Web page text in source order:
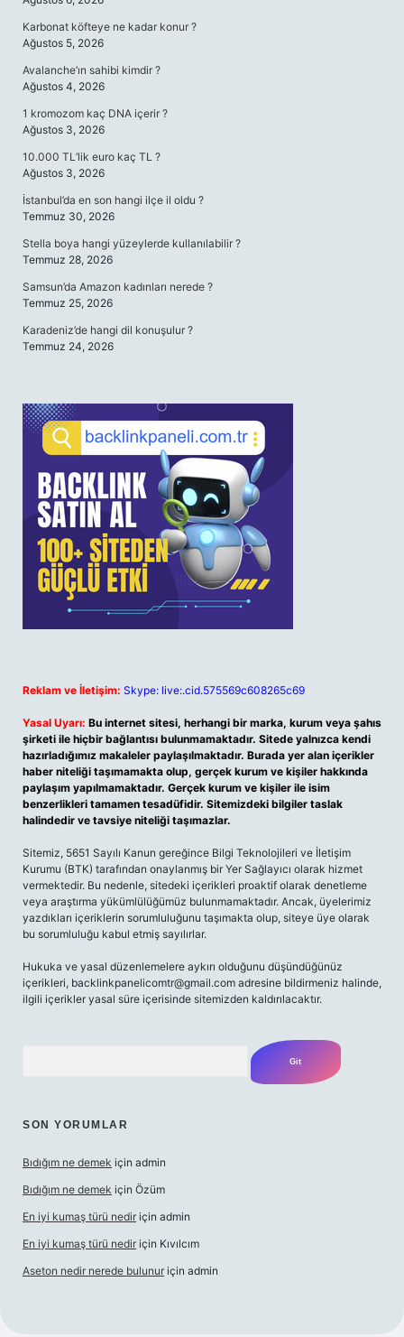
Karbonat köfteye ne kadar konur ?
Ağustos 5, 2026
Avalanche’ın sahibi kimdir ?
Ağustos 4, 2026
1 kromozom kaç DNA içerir ?
Ağustos 3, 2026
10.000 TL’lik euro kaç TL ?
Ağustos 3, 2026
İstanbul’da en son hangi ilçe il oldu ?
Temmuz 30, 2026
Stella boya hangi yüzeylerde kullanılabilir ?
Temmuz 28, 2026
Samsun’da Amazon kadınları nerede ?
Temmuz 25, 2026
Karadeniz’de hangi dil konuşulur ?
Temmuz 24, 2026
Reklam ve İletişim: Skype: live:.cid.575569c608265c69
Yasal Uyarı: Bu internet sitesi, herhangi bir marka, kurum veya şahıs
şirketi ile hiçbir bağlantısı bulunmamaktadır. Sitede yalnızca kendi
hazırladığımız makaleler paylaşılmaktadır. Burada yer alan içerikler
haber niteliği taşımamakta olup, gerçek kurum ve kişiler hakkında
paylaşım yapılmamaktadır. Gerçek kurum ve kişiler ile isim
benzerlikleri tamamen tesadüfidir. Sitemizdeki bilgiler taslak
halindedir ve tavsiye niteliği taşımazlar.
Sitemiz, 5651 Sayılı Kanun gereğince Bilgi Teknolojileri ve İletişim
Kurumu (BTK) tarafından onaylanmış bir Yer Sağlayıcı olarak hizmet
vermektedir. Bu nedenle, sitedeki içerikleri proaktif olarak denetleme
veya araştırma yükümlülüğümüz bulunmamaktadır. Ancak, üyelerimiz
yazdıkları içeriklerin sorumluluğunu taşımakta olup, siteye üye olarak
bu sorumluluğu kabul etmiş sayılırlar.
Hukuka ve yasal düzenlemelere aykırı olduğunu düşündüğünüz
içerikleri, backlinkpanelicomtr@gmail.com adresine bildirmeniz halinde,
ilgili içerikler yasal süre içerisinde sitemizden kaldırılacaktır.
SON YORUMLAR
Bıdığım ne demek için admin
Bıdığım ne demek için Özüm
En iyi kumaş türü nedir için admin
En iyi kumaş türü nedir için Kıvılcım
Aseton nedir nerede bulunur için admin